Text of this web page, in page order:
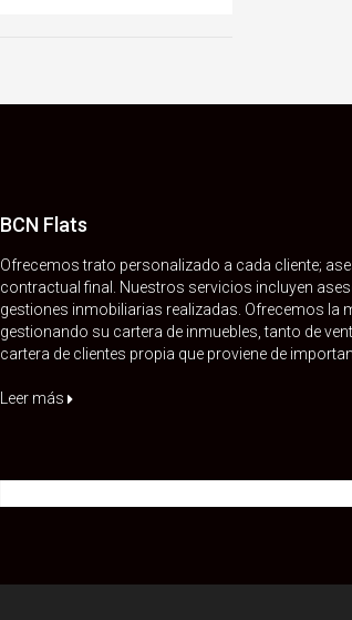
BCN Flats
Ofrecemos trato personalizado a cada cliente;
contractual final. Nuestros servicios incluyen
gestiones inmobiliarias realizadas. Ofrecemos la
gestionando su cartera de inmuebles, tanto de
cartera de clientes propia que proviene de
Leer más